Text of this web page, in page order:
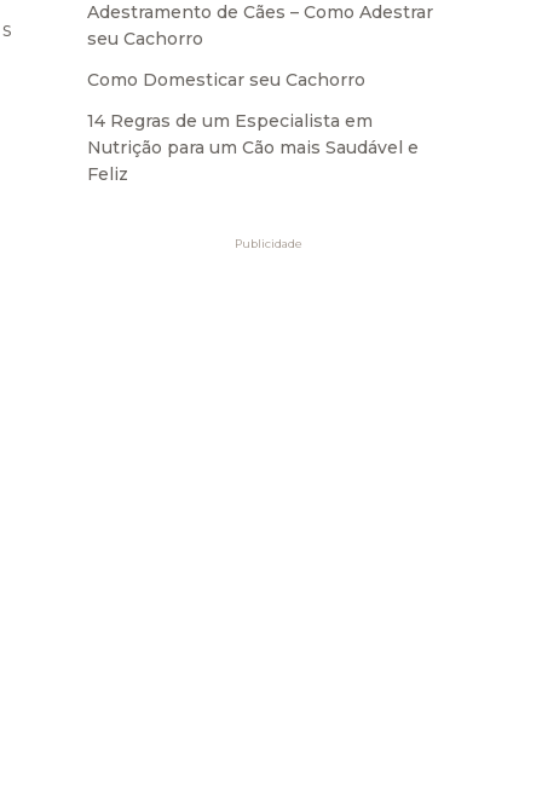
Adestramento de Cães – Como Adestrar
seu Cachorro
Como Domesticar seu Cachorro
14 Regras de um Especialista em
Nutrição para um Cão mais Saudável e
Feliz
Publicidade